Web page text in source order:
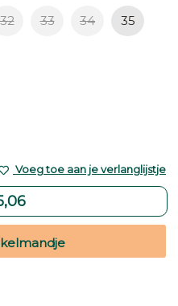
32 33 34 35
Voeg toe aan je verlanglijstje